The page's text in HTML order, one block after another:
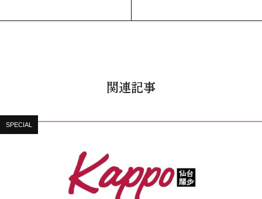
関連記事
SPECIAL